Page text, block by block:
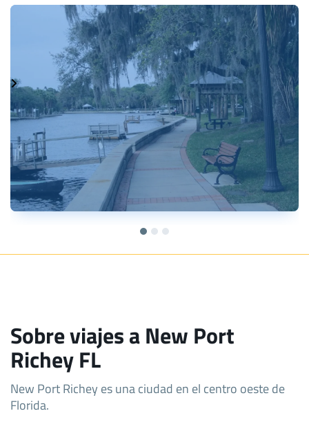
Sobre viajes a New Port
Richey FL
New Port Richey es una ciudad en el centro oeste de
Florida.